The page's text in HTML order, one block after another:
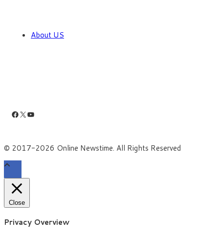
About US
Facebook
X YouTube
© 2017-2026 Online Newstime. All Rights Reserved
Close
Privacy Overview